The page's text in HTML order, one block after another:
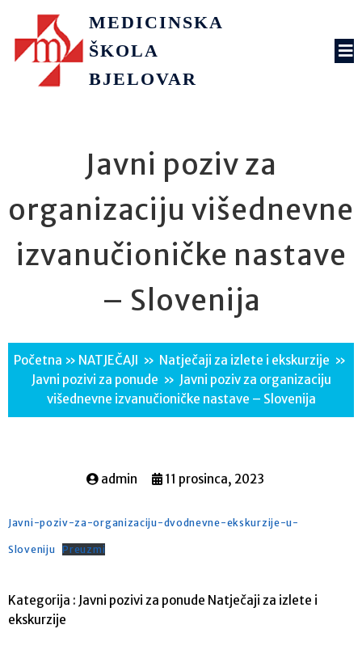
MEDICINSKA
ŠKOLA
BJELOVAR
Javni poziv za
organizaciju višednevne
izvanučioničke nastave
– Slovenija
Početna » NATJEČAJI » Natječaji za izlete i ekskurzije »
Javni pozivi za ponude » Javni poziv za organizaciju
višednevne izvanučioničke nastave – Slovenija
admin 11 prosinca, 2023
Javni-poziv-za-organizaciju-dvodnevne-ekskurzije-u-
Sloveniju Preuzmi
Kategorija : Javni pozivi za ponude Natječaji za izlete i
ekskurzije